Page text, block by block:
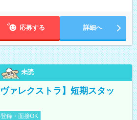
応募する 詳細へ
未読
ァレクストラ】短期スタッ
録・面接OK